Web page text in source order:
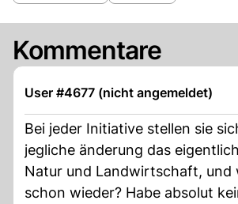
Kommentare
User #4677 (nicht angemeldet)
Bei jeder Initiative stellen sie
jegliche änderung das
Natur und Landwirtschaft, und
schon wieder? Habe absolut